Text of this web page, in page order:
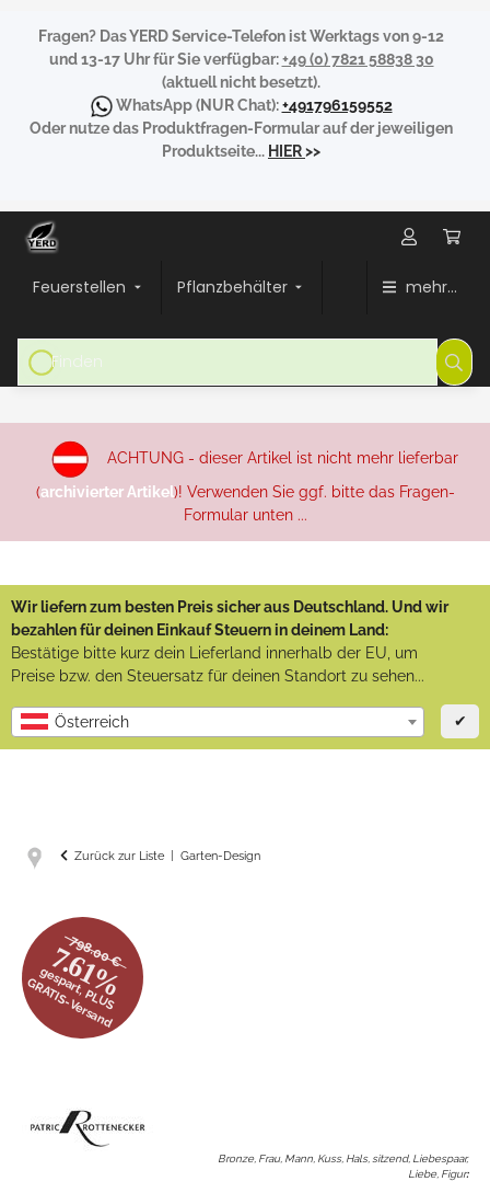
Fragen? Das YERD Service-Telefon ist Werktags von 9-12
und 13-17 Uhr für Sie verfügbar:+49 (0) 7821 58838 30
(aktuell nicht besetzt).
WhatsApp(NUR Chat):+491796159552
Oder nutze das Produktfragen-Formular auf der jeweiligen
Produktseite... HIER>>
Feuerstellen Pflanzbehälter mehr...
ACHTUNG - dieser Artikel ist nicht mehr lieferbar
(archivierter Artikel)! Verwenden Sie ggf. bitte das Fragen-
Formular unten ...
Wir liefern zum besten Preis sicher aus Deutschland. Und wir
bezahlen für deinen Einkauf Steuern in deinem Land:
Bestätige bitte kurz dein Lieferland innerhalb der EU, um
Preise bzw. den Steuersatz für deinen Standort zu sehen...
Österreich ✔
Zurück zur Liste Garten-Design
798.00 €
7.61%
gespart, PLUS
GRATIS-Versand
Bronze, Frau, Mann, Kuss, Hals, sitzend, Liebespaar,
Liebe, Figur: